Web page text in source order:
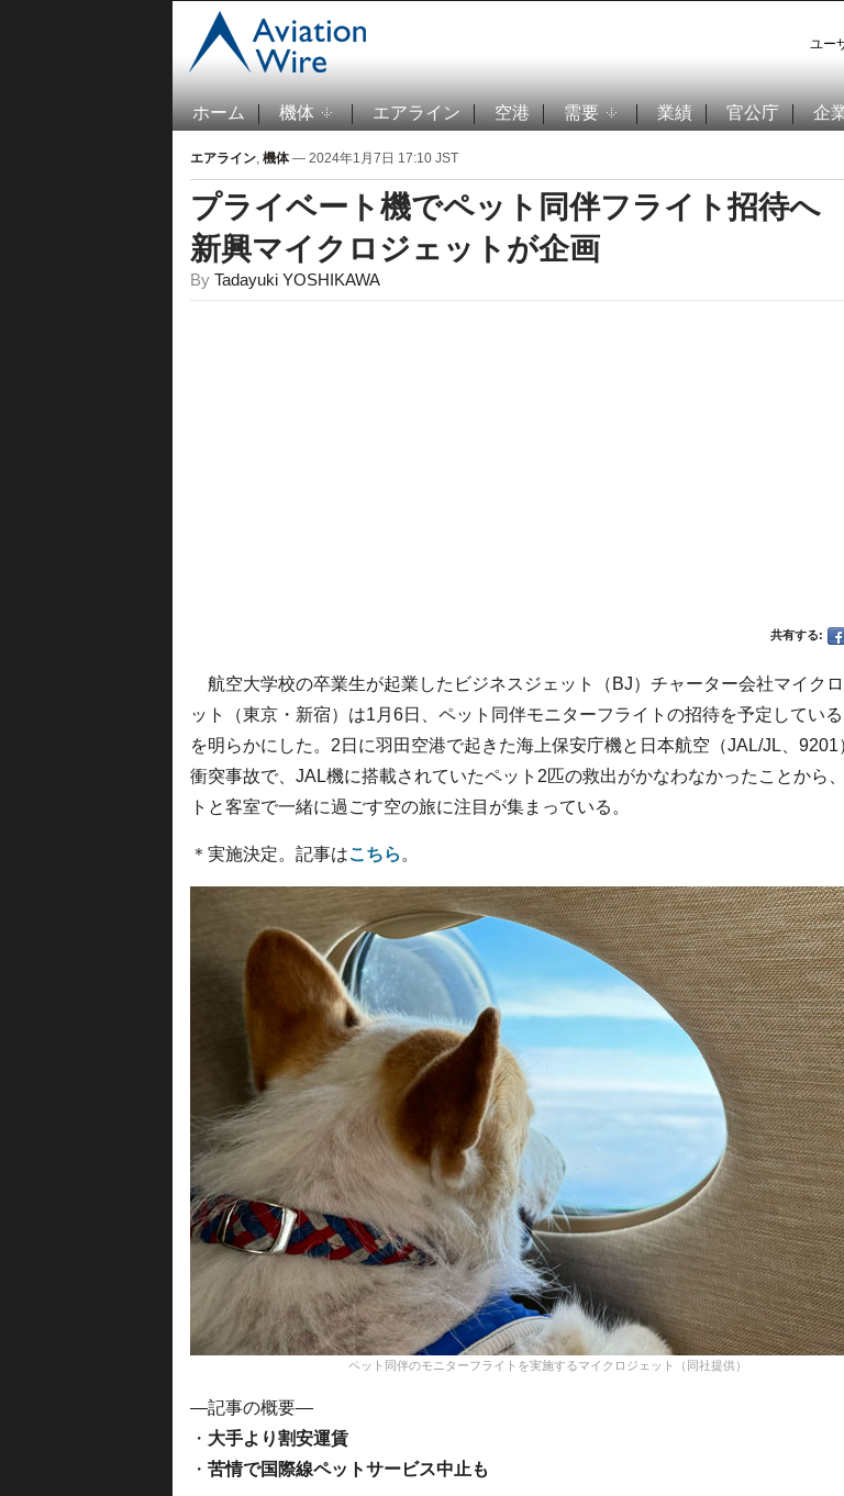
ユー
ホーム 機体 エアライン 空港 需要 業績 官公庁 企
エアライン, 機体— 2024年1月7日 17:10 JST
プライベート機でペット同伴フライト招待
新興マイクロジェットが企画
By Tadayuki YOSHIKAWA
共有する:
航空大学校の卒業生が起業したビジネスジェット（BJ）チャーター会社マイクロ
ット（東京・新宿）は1月6日、ペット同伴モニターフライトの招待を予定している
を明らかにした。2日に羽田空港で起きた海上保安庁機と日本航空（JAL/JL、9201
衝突事故で、JAL機に搭載されていたペット2匹の救出がかなわなかったことから
トと客室で一緒に過ごす空の旅に注目が集まっている。
＊実施決定。記事はこちら 。
ペット同伴のモニターフライトを実施するマイクロジェット（同社提供）
—記事の概要—
・ 大手より割安運賃
・ 苦情で国際線ペットサービス中止も